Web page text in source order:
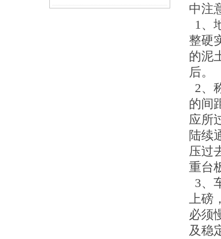
中注
1、
整硬
的泥
后。
2、
的间
应所
陆续
压过
重台
3、
上
必须
及稳